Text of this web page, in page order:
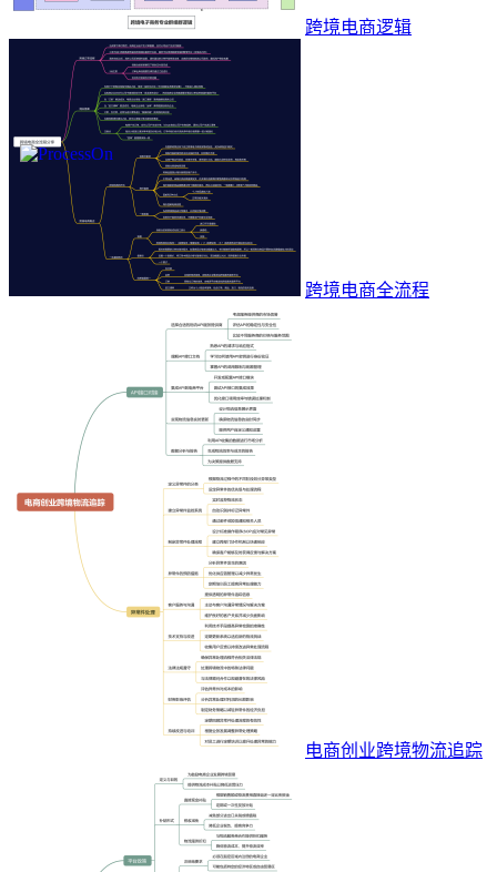
跨境电商逻辑
跨境电商全流程
电商创业跨境物流追踪